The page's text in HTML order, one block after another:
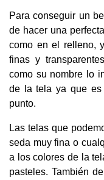
Para conseguir un
de hacer una
como en el relleno,
finas y
como su nombre lo
de la tela ya que es
punto.
Las telas que
seda muy fina o
a los colores de la
pasteles. También